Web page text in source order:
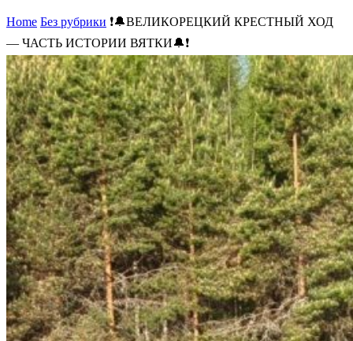
Home Без рубрики ❗🔔ВЕЛИКОРЕЦКИЙ КРЕСТНЫЙ ХОД
— ЧАСТЬ ИСТОРИИ ВЯТКИ🔔❗